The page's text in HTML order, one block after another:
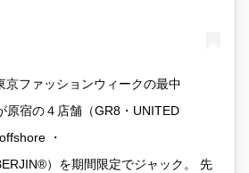
京ファッションウィークの最中
原宿の４店舗（GR8・UNITED
・
）を期間限定でジャック。 先